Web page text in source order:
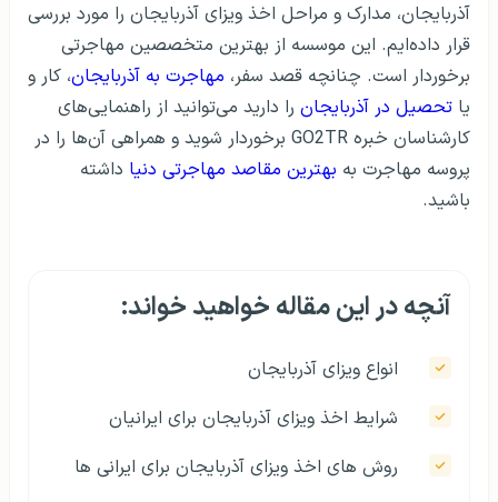
آذربایجان، مدارک و مراحل اخذ ویزای آذربایجان را مورد بررسی
قرار داده‌ایم. این موسسه از بهترین متخصصین مهاجرتی
برخوردار است. چنانچه قصد سفر، مهاجرت به آذربایجان، کار و
یا تحصیل در آذربایجان را دارید می‌توانید از راهنمایی‌های
کارشناسان خبره GO2TR برخوردار شوید و همراهی آن‌ها را در
پروسه مهاجرت به بهترین مقاصد مهاجرتی دنیا داشته
باشید.
آنچه در این مقاله خواهید خواند:
انواع ویزای آذربایجان
شرایط اخذ ویزای آذربایجان برای ایرانیان
روش‌ های اخذ ویزای آذربایجان برای ایرانی ها